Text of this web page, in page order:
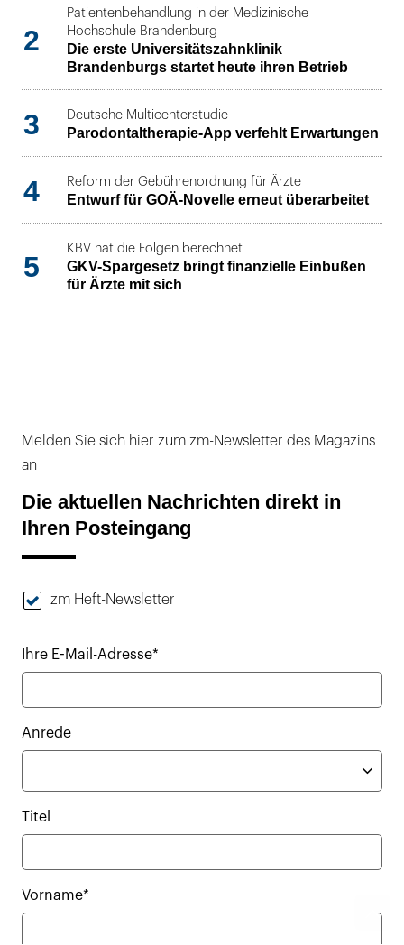
2
Patientenbehandlung in der Medizinische
Hochschule Brandenburg
Die erste Universitätszahnklinik
Brandenburgs startet heute ihren Betrieb
3 Deutsche Multicenterstudie
Parodontaltherapie-App verfehlt Erwartungen
4 Reform der Gebührenordnung für Ärzte
Entwurf für GOÄ-Novelle erneut überarbeitet
5
KBV hat die Folgen berechnet
GKV-Spargesetz bringt finanzielle Einbußen
für Ärzte mit sich
Melden Sie sich hier zum zm-Newsletter des Magazins
an
Die aktuellen Nachrichten direkt in
Ihren Posteingang
zm Heft-Newsletter
Ihre E-Mail-Adresse*
Anrede
Titel
Vorname*